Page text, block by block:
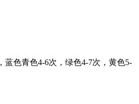
色青色4-6次，绿色4-7次，黄色5-